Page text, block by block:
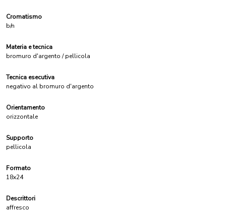
Cromatismo
b/n
Materia e tecnica
bromuro d'argento / pellicola
Tecnica esecutiva
negativo al bromuro d'argento
Orientamento
orizzontale
Supporto
pellicola
Formato
18x24
Descrittori
affresco